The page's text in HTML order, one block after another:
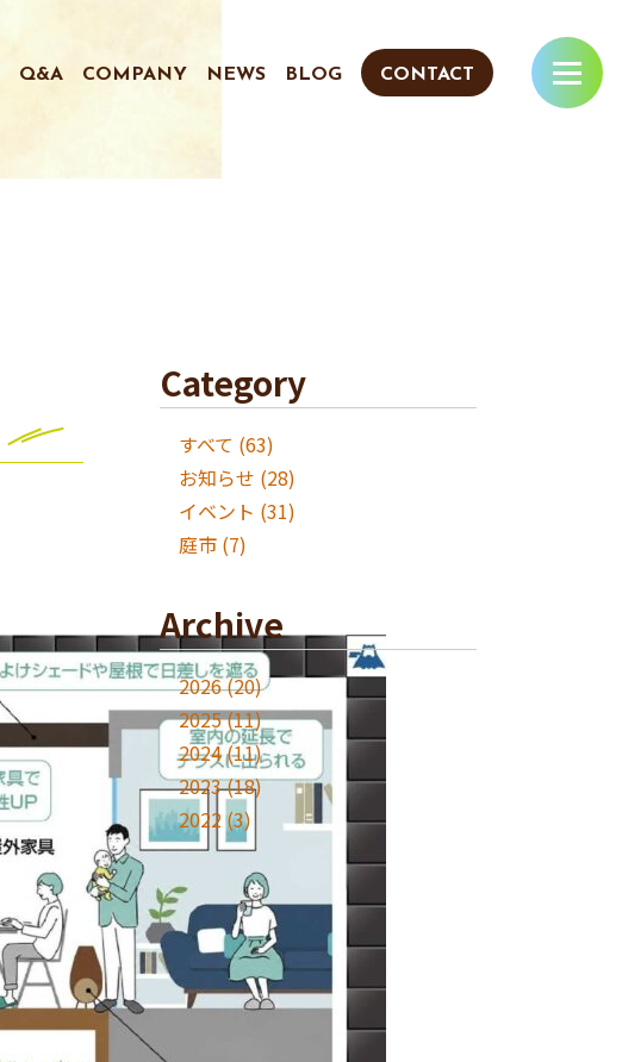
Q&A COMPANY NEWS BLOG CONTACT
Category
すべて (63)
お知らせ (28)
イベント (31)
庭市 (7)
Archive
2026(20)
2025(11)
2024(11)
2023(18)
2022 (3)